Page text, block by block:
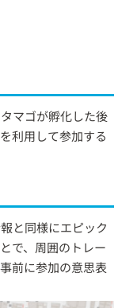
マゴが孵化した後
利用して参加する
と同様にエピック
で、周囲のトレー
前に参加の意思表